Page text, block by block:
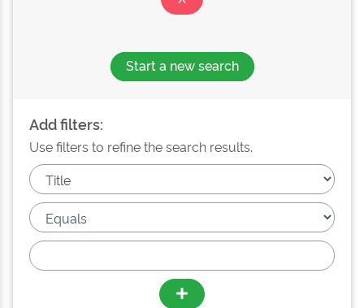
Start a new search
Add filters:
Use filters to refine the search results.